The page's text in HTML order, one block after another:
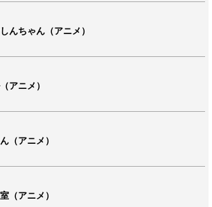
んちゃん（アニメ）
アニメ）
（アニメ）
（アニメ）